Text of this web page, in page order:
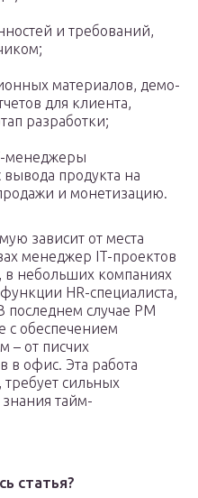
и требований,
материалов, демо-
для клиента,
разработки;
менеджеры
продукта на
и монетизацию.
зависит от места
менеджер IT-проектов
в небольших компаниях
HR-специалиста,
последнем случае PM
с обеспечением
– от писчих
в офис. Эта работа
сильных
тайм-
статья?